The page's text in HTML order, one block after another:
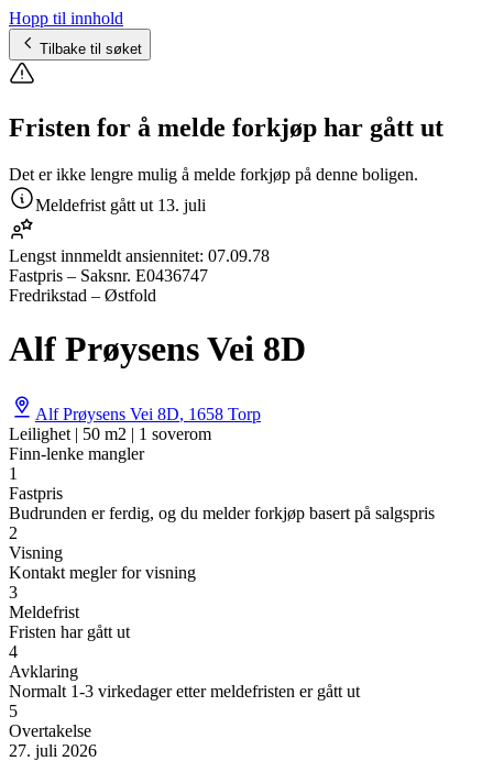
Hopp til innhold
Tilbake til søket
Fristen for å melde forkjøp har gått ut
Det er ikke lengre mulig å melde forkjøp på denne boligen.
Meldefrist gått ut 13. juli
Lengst innmeldt ansiennitet: 07.09.78
Fastpris – Saksnr. E0436747
Fredrikstad – Østfold
Alf Prøysens Vei 8D
Alf Prøysens Vei 8D, 1658 Torp
Leilighet | 50 m2 | 1 soverom
Finn-lenke mangler
1
Fastpris
Budrunden er ferdig, og du melder forkjøp basert på salgspris
2
Visning
Kontakt megler for visning
3
Meldefrist
Fristen har gått ut
4
Avklaring
Normalt 1-3 virkedager etter meldefristen er gått ut
5
Overtakelse
27. juli 2026